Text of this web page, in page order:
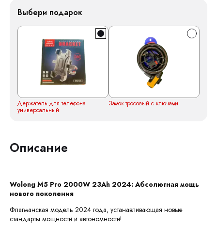
Выбери подарок
Держатель для телефона
универсальный
Замок тросовый с ключами
Описание
Wolong M5 Pro 2000W 23Ah 2024: Абсолютная мощь
нового поколения
Флагманская модель 2024 года, устанавливающая новые
стандарты мощности и автономности!